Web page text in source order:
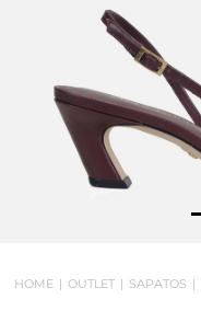
HOME OUTLET SAPATOS